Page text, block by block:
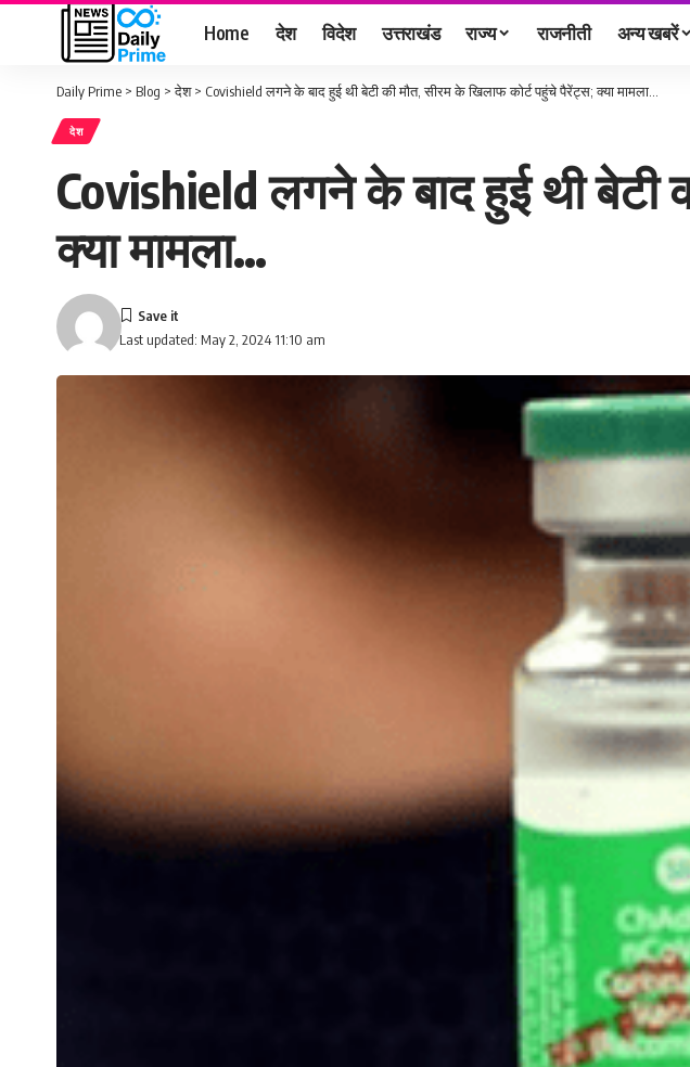
Home देश विदेश उत्तराखंड राज्य राजनीती अन्य खबरें
Daily Prime > Blog >देश> Covishield लगने के बाद हुई थी बेटी की मौत, सीरम के खिलाफ कोर्ट पहुंचे पैरेंट्स; क्या मामला…
देश
Covishield लगने के बाद हुई थी बेटी
क्या मामला…
Last updated: May 2, 2024 11:10 am